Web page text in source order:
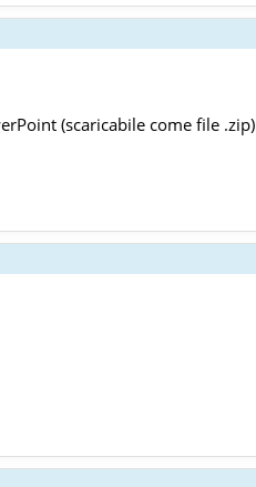
(scaricabile come file .zip)